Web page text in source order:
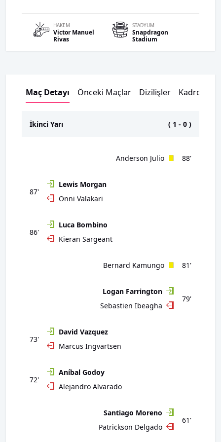
HAKEM
Victor Manuel
Rivas
STADYUM
Snapdragon
Stadium
Maç Detayı Önceki Maçlar Dizilişler Kadrolar
İkinci Yarı ( 1 - 0 )
88'
Anderson Julio
87'
Lewis Morgan
Onni Valakari
86'
Luca Bombino
Kieran Sargeant
81'
Bernard Kamungo
79'
Logan Farrington
Sebastien Ibeagha
73'
David Vazquez
Marcus Ingvartsen
72'
Aníbal Godoy
Alejandro Alvarado
61'
Santiago Moreno
Patrickson Delgado